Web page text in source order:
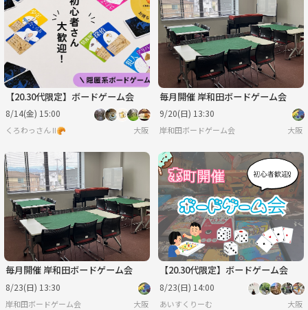
【20.30代限定】ボードゲーム会
8/14(金) 15:00
くろわっさん Ⅱ🥐 大阪
毎月開催 岸和田ボードゲーム会
9/20(日) 13:30
岸和田ボードゲーム会 大阪
毎月開催 岸和田ボードゲーム会
8/23(日) 13:30
岸和田ボードゲーム会 大阪
【20.30代限定】ボードゲーム会
8/23(日) 14:00
あいすくりーむ 大阪